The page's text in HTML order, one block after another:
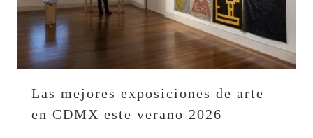
Las mejores exposiciones de arte
en CDMX este verano 2026